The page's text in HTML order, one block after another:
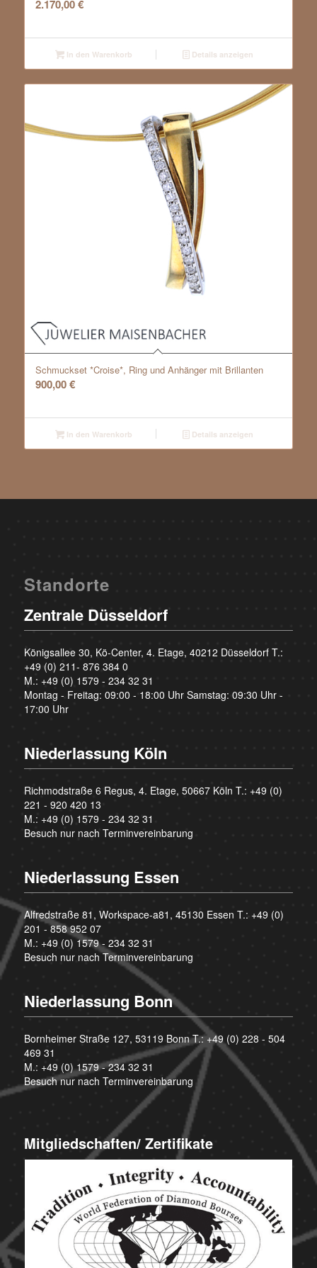
2.170,00€
In den Warenkorb Details anzeigen
Schmuckset *Croise*, Ring und Anhänger mit Brillanten
900,00€
In den Warenkorb Details anzeigen
Standorte
Zentrale Düsseldorf
Königsallee 30, Kö-Center, 4. Etage, 40212 Düsseldorf T.:
+49 (0) 211- 876 384 0
M.: +49 (0) 1579 - 234 32 31
Montag - Freitag: 09:00 - 18:00 Uhr Samstag: 09:30 Uhr -
17:00 Uhr
Niederlassung Köln
Richmodstraße 6 Regus, 4. Etage, 50667 Köln T.: +49 (0)
221 - 920 420 13
M.: +49 (0) 1579 - 234 32 31
Besuch nur nach Terminvereinbarung
Niederlassung Essen
Alfredstraße 81, Workspace-a81, 45130 Essen T.: +49 (0)
201 - 858 952 07
M.: +49 (0) 1579 - 234 32 31
Besuch nur nach Terminvereinbarung
Niederlassung Bonn
Bornheimer Straße 127, 53119 Bonn T.:+49 (0) 228 - 504
469 31
M.: +49 (0) 1579 - 234 32 31
Besuch nur nach Terminvereinbarung
Mitgliedschaften/ Zertifikate